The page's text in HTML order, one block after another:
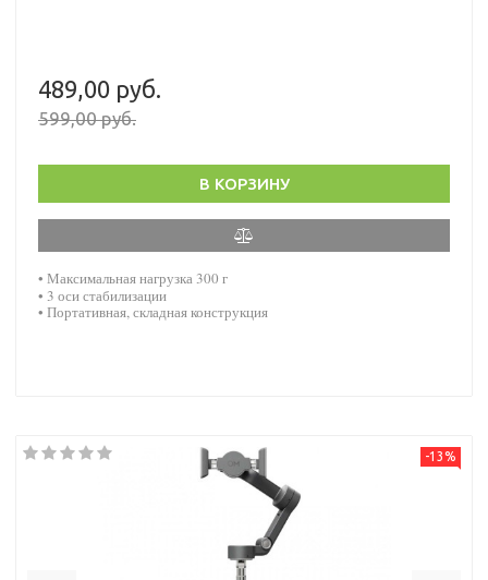
489,00 руб.
599,00 руб.
В КОРЗИНУ
• Максимальная нагрузка 300 г
• 3 оси стабилизации
• Портативная, складная конструкция
-13%